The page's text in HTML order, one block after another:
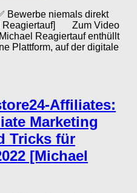
Bewerbe niemals direkt
Reagiertauf] Zum Video
Reagiertauf enthüllt
Plattform, auf der digitale
Affiliates:
Marketing
Tricks für
[Michael